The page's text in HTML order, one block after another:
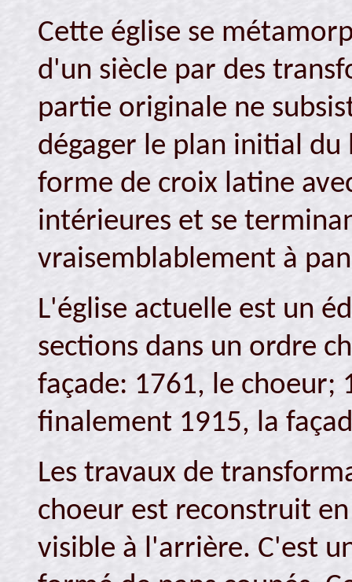
Cette église se
d'un siècle par des
partie originale ne
dégager le plan initial
forme de croix latine
intérieures et se
vraisemblablement à
L'église actuelle est un
sections dans un ordre
façade: 1761, le choeur;
finalement 1915, la
Les travaux de
choeur est reconstruit
visible à l'arrière. C'est